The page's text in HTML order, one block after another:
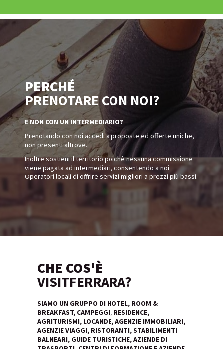
PERCHÉ
PRENOTARE CON NOI?
E NON CON UN INTERMEDIARIO?
Prenotando con noi accedi a proposte ed offerte uniche,
non presenti altrove.
Inoltre sostieni il territorio poichè nessuna commissione
viene pagata ad intermediari, consentendo a noi
Operatori locali di offrire servizi migliori a prezzi più bassi.
CHE COS'È
VISITFERRARA?
SIAMO UN GRUPPO DI HOTEL, ROOM &
BREAKFAST, CAMPEGGI, RESIDENCE,
AGRITURISMI, LOCANDE, AGENZIE IMMOBILIARI,
AGENZIE VIAGGI, RISTORANTI, STABILIMENTI
BALNEARI, GUIDE TURISTICHE, AZIENDE DI